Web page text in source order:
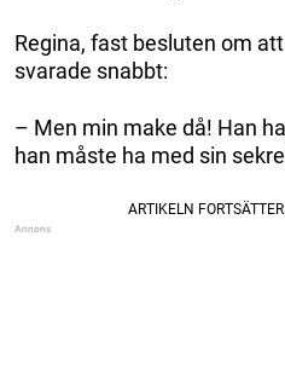
Regina, fast besluten om
svarade snabbt:
– Men min make då! Han
han måste ha med sin